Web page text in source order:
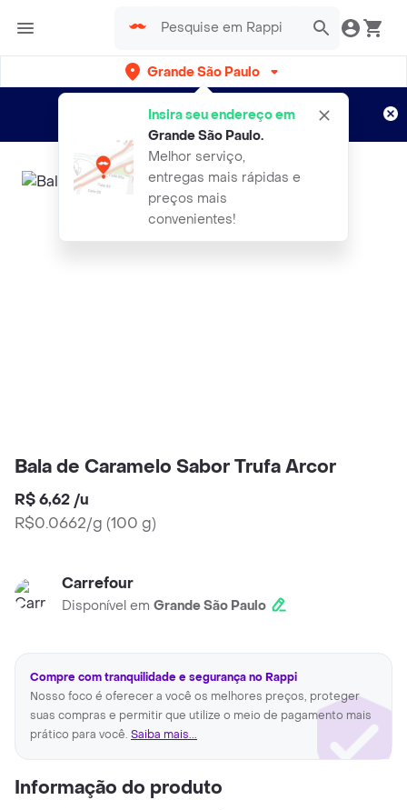
Grande São Paulo
Insira seu endereço em
Grande São Paulo.
Melhor serviço,
entregas mais rápidas e
preços mais
convenientes!
Entregas grátis por 15 dias!
Aplicam T&C
Bala de Caramelo Sabor Trufa Arcor
R$ 6,62 /u
R$0.0662/g (100 g)
Carrefour
Disponível em Grande São Paulo
Compre com tranquilidade e segurança no Rappi
Nosso foco é oferecer a você os melhores preços, proteger
suas compras e permitir que utilize o meio de pagamento mais
prático para você. Saiba mais...
Informação do produto